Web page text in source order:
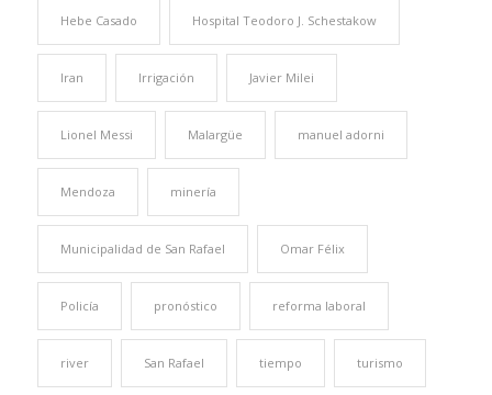
Hebe Casado Hospital Teodoro J. Schestakow
Iran Irrigación Javier Milei
Lionel Messi Malargüe manuel adorni
Mendoza minería
Municipalidad de San Rafael Omar Félix
Policía pronóstico reforma laboral
river San Rafael tiempo turismo